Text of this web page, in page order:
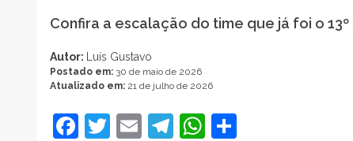
Confira a escalação do time que já foi o
Autor: Luís Gustavo
Postado em: 30 de maio de 2026
Atualizado em: 21 de julho de 2026
Facebook
Twitter
EmailTelegram
WhatsApp